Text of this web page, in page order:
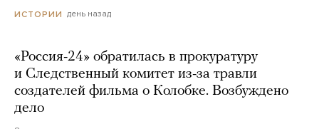
ИСТОРИИ день назад
«Россия-24» обратилась в прокуратуру
и Следственный комитет из-за травли
создателей фильма о Колобке. Возбуждено
дело